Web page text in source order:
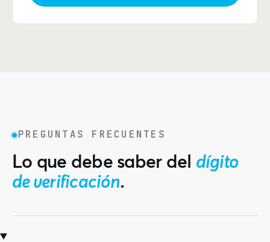
PREGUNTAS FRECUENTES
Lo que debe saber del dígito
de verificación.